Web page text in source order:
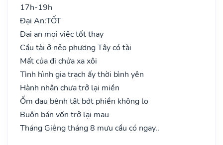
17h-19h
Đại An:TỐT
Đại an mọi việc tốt thay
Cầu tài ở nẻo phương Tây có tài
Mất của đi chửa xa xôi
Tình hình gia trạch ấy thời bình yên
Hành nhân chưa trở lại miền
Ốm đau bệnh tật bớt phiền không lo
Buôn bán vốn trở lại mau
Tháng Giêng tháng 8 mưu cầu có ngay..